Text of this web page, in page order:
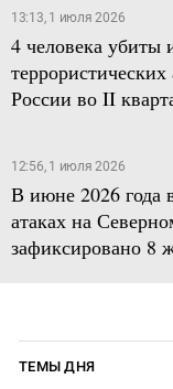
13:13, 1 июля 2026
4 человека
России во II
12:56, 1 июля 2026
В июне 2026 года
атаках на
зафиксировано 8
ТЕМЫ ДНЯ